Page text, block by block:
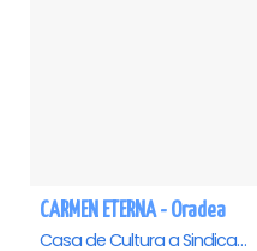
CARMEN ETERNA - Oradea
Casa de Cultura a Sindicatelor , Oradea